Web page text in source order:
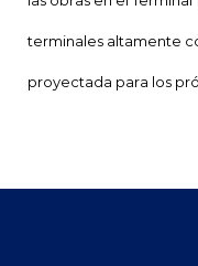
terminales altamente
proyectada para los